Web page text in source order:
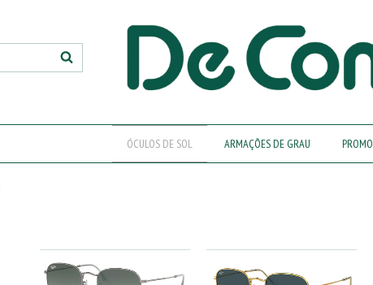
ÓCULOS DE SOL ARMAÇÕES DE GRAU PROMO